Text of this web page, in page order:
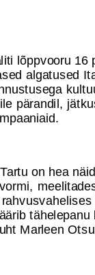
lõppvooru 16
algatused
pärandil,
on hea
Marleen